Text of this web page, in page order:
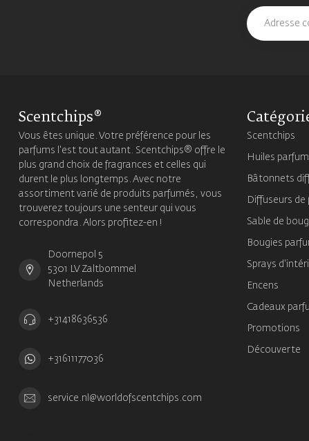
Scentchips®
Vous êtes unique. Votre préférence pour les
parfums l'est tout autant. Scentchips® offre le
plus grand choix de fragrances et celles qui
durent le plus longtemps. Avec notre
assortiment varié de produits parfumés, vous
trouverez toujours une senteur qui vous
correspondra. Alors profitez-en !
Doornepol 5
5301 LV Zaltbommel
Netherlands
+31418636536
+31611177036
service.nl@worldofscentchips.com
Scentchips
Huiles
Bâtonnets
Diffuseurs de
Sable de
Bougies
Sprays
Encens
Cadeaux
Promotions
Découverte